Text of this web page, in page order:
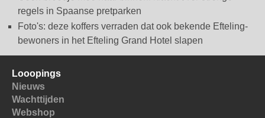
regels in Spaanse pretparken
Foto's: deze koffers verraden dat ook bekende Efteling-
bewoners in het Efteling Grand Hotel slapen
Looopings
Nieuws
Wachttijden
Webshop